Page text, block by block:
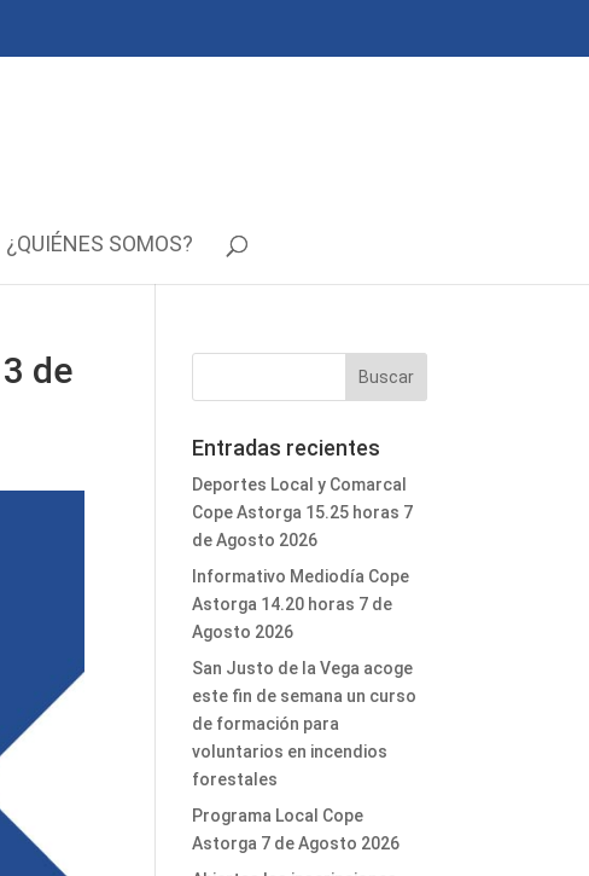
¿QUIÉNES SOMOS?
de
Entradas recientes
Deportes Local y Comarcal
Cope Astorga 15.25 horas 7
de Agosto 2026
Informativo Mediodía Cope
Astorga 14.20 horas 7 de
Agosto 2026
San Justo de la Vega acoge
este fin de semana un curso
de formación para
voluntarios en incendios
forestales
Programa Local Cope
Astorga 7 de Agosto 2026